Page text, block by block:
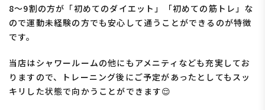
8〜9割の方が「初めてのダイエット」「初めての筋トレ 」な
ので運動未経験の方でも安心して通うことができるのが特徴
です。
当店はシャワールームの他にもアメニティなども充実してお
りますので、トレーニング後にご予定があったとしてもスッ
キリした状態で向かうことができます😌